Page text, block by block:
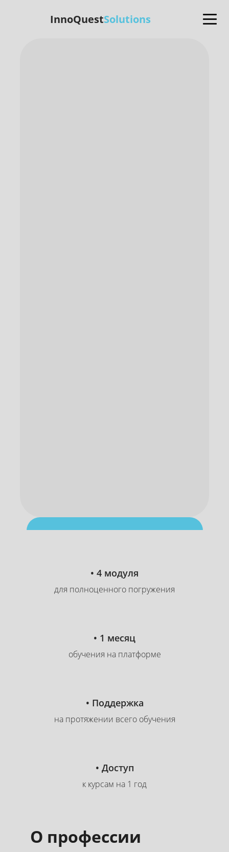
InnoQuestSolutions
• 4 модуля
для полноценного погружения
• 1 месяц
обучения на платформе
• Поддержка
на протяжении всего обучения
• Доступ
к курсам на 1 год
О профессии